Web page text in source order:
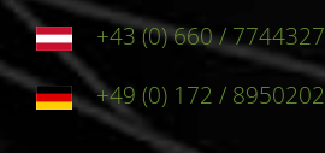
+43 (0) 660 / 7744327
+49 (0) 172 / 8950202